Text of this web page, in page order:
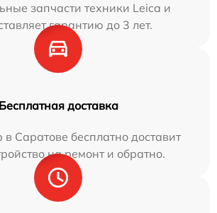
запчасти техники Leica и
гарантию до 3 лет.
Бесплатная доставка
Саратове бесплатно доставит
на ремонт и обратно.